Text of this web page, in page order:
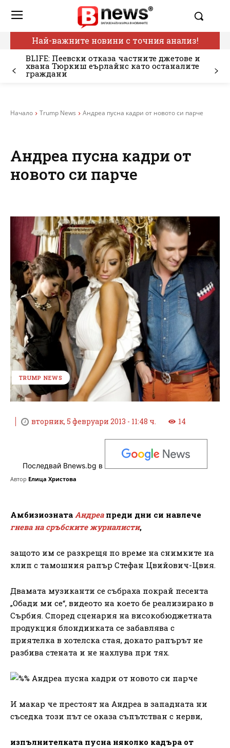
Най-важните новини с точния анализ!
BLIFE: Пеевски отказа частните джетове и
хвана Тюркиш еърлайнс като останалите
граждани
Начало Trump News Андреа пусна кадри от новото си парче
Андреа пусна кадри от
новото си парче
TRUMP NEWS
вторник, 5 февруари 2013 - 11:48 ч. 14
Последвай Bnews.bg в
Автор Елица Христова
Амбизиозната Андреапреди дни си навлече
гнева на сръбските журналисти,
защото им се разкрещя по време на снимките на
клип с тамошния рапър Стефан Цвийович-Цвия.
Двамата музиканти се събраха покрай песента
„Обади ми се“, видеото на което бе реализирано в
Сърбия. Според сценария на високобюджетната
продукция блондинката се забавлява с
приятелка в хотелска стая, докато рапърът не
разбива стената и не нахлува при тях.
И макар че престоят на Андреа в западната ни
съседка този път се оказа съпътстван с нерви,
изпълнителката пусна няколко кадъра от